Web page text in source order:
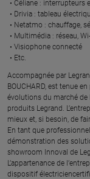
Céliane : interrupteurs
Drivia : tableau
Netatmo : chauffage,
Multimédia : réseau,
Visiophone connecté​
Etc.​
​Accompagnée par
BOUCHARD, est tenue
évolutions du marché de
produits Legrand.
mieux et, si besoin, de
En tant que
démonstration des
showroom Innoval de
L’appartenance de
dispositif